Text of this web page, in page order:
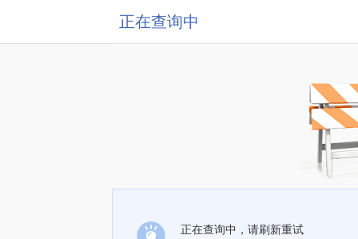
正在查询中
正在查询中，请刷新重试